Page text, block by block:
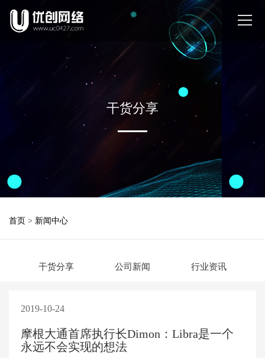
干货分享
首页 > 新闻中心
干货分享 公司新闻 行业资讯
2019-10-24
摩根大通首席执行长Dimon：Libra是一个
永远不会实现的想法